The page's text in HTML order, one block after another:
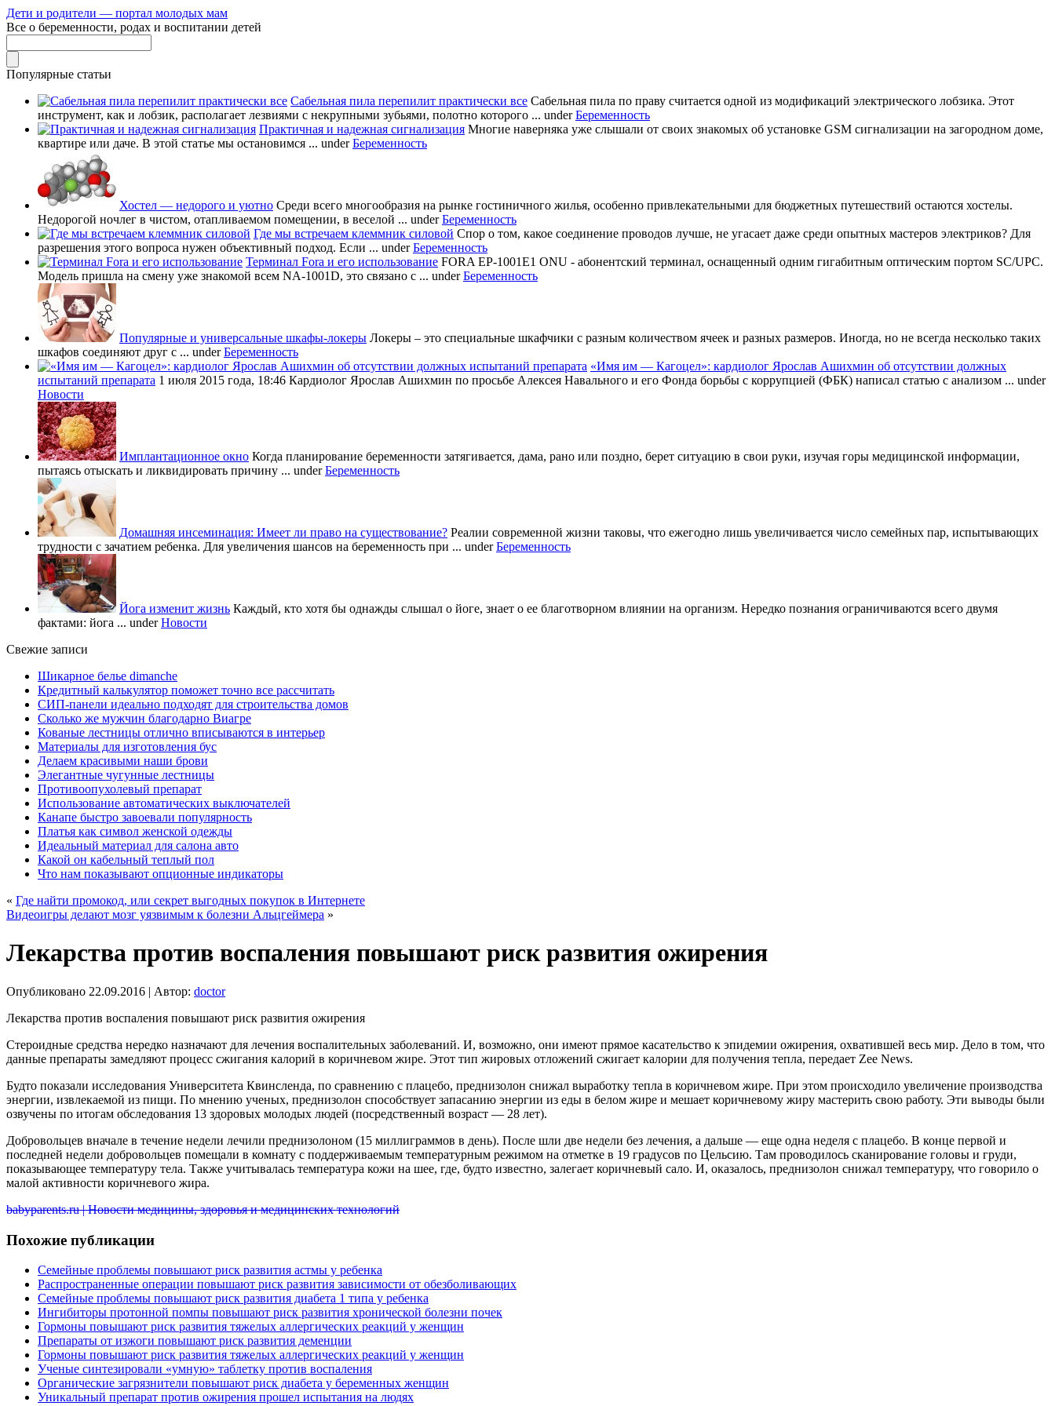
Дети и родители — портал молодых мам
Все о беременности, родах и воспитании детей
Популярные статьи
Сабельная пила перепилит практически все Сабельная пила по праву считается одной из модификаций электрического лобзика. Этот
инструмент, как и лобзик, располагает лезвиями с некрупными зубьями, полотно которого ... underБеременность
Практичная и надежная сигнализация Многие наверняка уже слышали от своих знакомых об установке GSM сигнализации на загородном доме,
квартире или даче. В этой статье мы остановимся ... underБеременность
Хостел — недорого и уютно Среди всего многообразия на рынке гостиничного жилья, особенно привлекательными для бюджетных путешествий остаются хостелы.
Недорогой ночлег в чистом, отапливаемом помещении, в веселой ... underБеременность
Где мы встречаем клеммник силовой Спор о том, какое соединение проводов лучше, не угасает даже среди опытных мастеров электриков? Для
разрешения этого вопроса нужен объективный подход. Если ... underБеременность
Терминал Fora и его использование FORA EP-1001E1 ONU - абонентский терминал, оснащенный одним гигабитным оптическим портом SC/UPC.
Модель пришла на смену уже знакомой всем NA-1001D, это связано с ... underБеременность
Популярные и универсальные шкафы-локеры Локеры – это специальные шкафчики с разным количеством ячеек и разных размеров. Иногда, но не всегда несколько таких
шкафов соединяют друг с ... underБеременность
«Имя им — Кагоцел»: кардиолог Ярослав Ашихмин об отсутствии должных
испытаний препарата 1 июля 2015 года, 18:46 Кардиолог Ярослав Ашихмин по просьбе Алексея Навального и его Фонда борьбы с коррупцией (ФБК) написал статью с анализом ... under
Новости
Имплантационное окно Когда планирование беременности затягивается, дама, рано или поздно, берет ситуацию в свои руки, изучая горы медицинской информации,
пытаясь отыскать и ликвидировать причину ... underБеременность
Домашняя инсеминация: Имеет ли право на существование? Реалии современной жизни таковы, что ежегодно лишь увеличивается число семейных пар, испытывающих
трудности с зачатием ребенка. Для увеличения шансов на беременность при ... underБеременность
Йога изменит жизнь Каждый, кто хотя бы однажды слышал о йоге, знает о ее благотворном влиянии на организм. Нередко познания ограничиваются всего двумя
фактами: йога ... underНовости
Свежие записи
Шикарное белье dimanche
Кредитный калькулятор поможет точно все рассчитать
СИП-панели идеально подходят для строительства домов
Сколько же мужчин благодарно Виагре
Кованые лестницы отлично вписываются в интерьер
Материалы для изготовления бус
Делаем красивыми наши брови
Элегантные чугунные лестницы
Противоопухолевый препарат
Использование автоматических выключателей
Канапе быстро завоевали популярность
Платья как символ женской одежды
Идеальный материал для салона авто
Какой он кабельный теплый пол
Что нам показывают опционные индикаторы
« Где найти промокод, или секрет выгодных покупок в Интернете
Видеоигры делают мозг уязвимым к болезни Альцгеймера »
Лекарства против воспаления повышают риск развития ожирения
Опубликовано 22.09.2016 | Автор: doctor
Лекарства против воспаления повышают риск развития ожирения
Стероидные средства нередко назначают для лечения воспалительных заболеваний. И, возможно, они имеют прямое касательство к эпидемии ожирения, охватившей весь мир. Дело в том, что
данные препараты замедляют процесс сжигания калорий в коричневом жире. Этот тип жировых отложений сжигает калории для получения тепла, передает Zee News.
Будто показали исследования Университета Квинсленда, по сравнению с плацебо, преднизолон снижал выработку тепла в коричневом жире. При этом происходило увеличение производства
энергии, извлекаемой из пищи. По мнению ученых, преднизолон способствует запасанию энергии из еды в белом жире и мешает коричневому жиру мастерить свою работу. Эти выводы были
озвучены по итогам обследования 13 здоровых молодых людей (посредственный возраст — 28 лет).
Добровольцев вначале в течение недели лечили преднизолоном (15 миллиграммов в день). После шли две недели без лечения, а дальше — еще одна неделя с плацебо. В конце первой и
последней недели добровольцев помещали в комнату с поддерживаемым температурным режимом на отметке в 19 градусов по Цельсию. Там проводилось сканирование головы и груди,
показывающее температуру тела. Также учитывалась температура кожи на шее, где, будто известно, залегает коричневый сало. И, оказалось, преднизолон снижал температуру, что говорило о
малой активности коричневого жира.
babyparents.ru | Новости медицины, здоровья и медицинских технологий
Похожие публикации
Семейные проблемы повышают риск развития астмы у ребенка
Распространенные операции повышают риск развития зависимости от обезболивающих
Семейные проблемы повышают риск развития диабета 1 типа у ребенка
Ингибиторы протонной помпы повышают риск развития хронической болезни почек
Гормоны повышают риск развития тяжелых аллергических реакций у женщин
Препараты от изжоги повышают риск развития деменции
Гормоны повышают риск развития тяжелых аллергических реакций у женщин
Ученые синтезировали «умную» таблетку против воспаления
Органические загрязнители повышают риск диабета у беременных женщин
Уникальный препарат против ожирения прошел испытания на людях